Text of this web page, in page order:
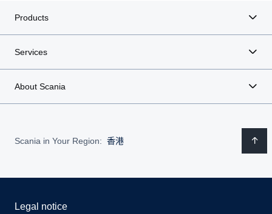
Products
Services
About Scania
Scania in Your Region: 香港
Legal notice